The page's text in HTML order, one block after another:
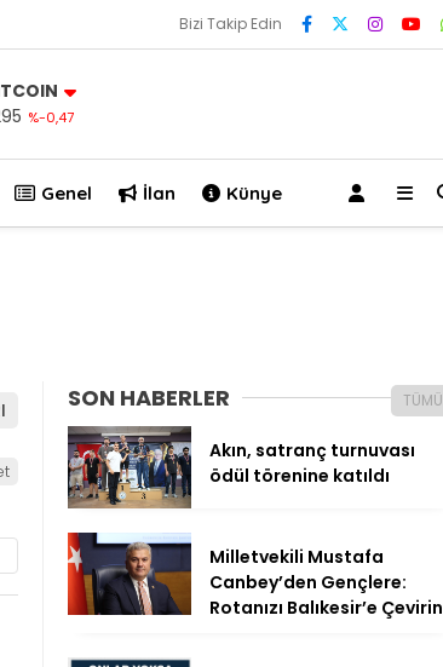
Bizi Takip Edin
%-0,47
Genel İlan Künye
SON HABERLER TÜMÜ
Akın, satranç turnuvası
ödül törenine katıldı
Milletvekili Mustafa
Canbey’den Gençlere:
Rotanızı Balıkesir’e Çevirin